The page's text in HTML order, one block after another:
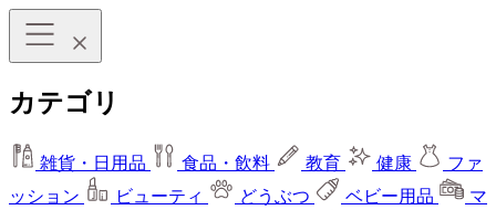
カテゴリ
雑貨・日用品 食品・飲料 教育 健康
ファ
ッション
ビューティ どうぶつ ベビー用品
マ